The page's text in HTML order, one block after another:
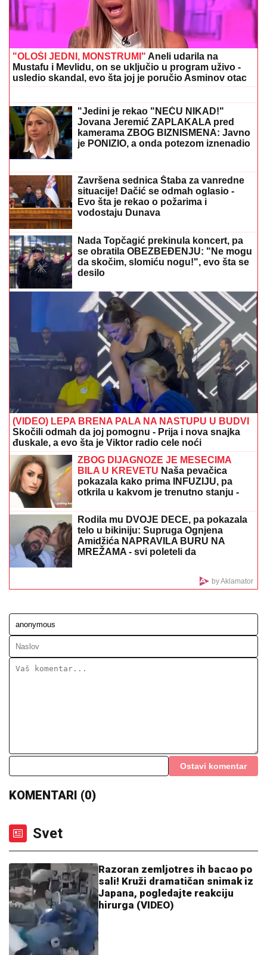
"MOŽDA JE ON SERIJSKI UBICA"
Žarko Popović za Blic TV o misteriji
ubistva lepe Ruskinje u Beogradu:
"Treba proveriti da nije još negde u
Srbiji napravio neko ZLO"
BIVŠI RIJALITI PAR PRODAJE KUĆU
U KOJU SU ULOŽILI 200.000 EVRA
biznis, a sada im hitno treba novac:
"To je razlog prodaje"
Debi Dragojevića za zaborav! Bivši kapiten Partizana
nemoćan - Rendžers pao u Poljskoj
PRAVE BAZEN U VILI NA AVALI
Imanje vredi milione, a sada podelili
snimak iz dvorišta: Bagerista uveliko
izvodi radove (Video)
PODIGNUTA OPTUŽNICA PROTIV
MAJKE (50) I SINA (20) Planirali
ubistvo Luke Bojovića?! Nađen
arsenal oružja, otkriven i PAKLENI
PLAN koji su skovali
"OLOŠI JEDNI, MONSTRUMI"Aneli udarila na
Mustafu i Mevlidu, on se uključio u program uživo -
usledio skandal, evo šta joj je poručio Asminov otac
SIN BRUTALNO TUKAO MAJKU DO
na Novom Beogradu: Nakon ubistva
pokušao da skoči sa terase!
OVDE ĆE VAM U SRED AVGUSTA TREBATI ĆEBE:
situacije! Dačić se odmah oglasio -
vodostaju Dunava
Nada Topčagić prekinula koncert, pa
se obratila OBEZBEĐENJU: "Ne mogu
da skočim, slomiću nogu!", evo šta se
desilo